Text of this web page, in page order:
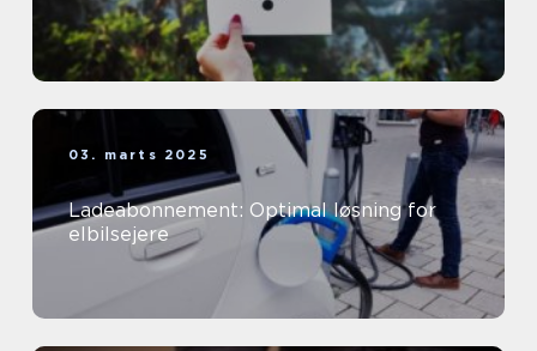
03. marts 2025
Ladeabonnement: Optimal løsning for
elbilsejere